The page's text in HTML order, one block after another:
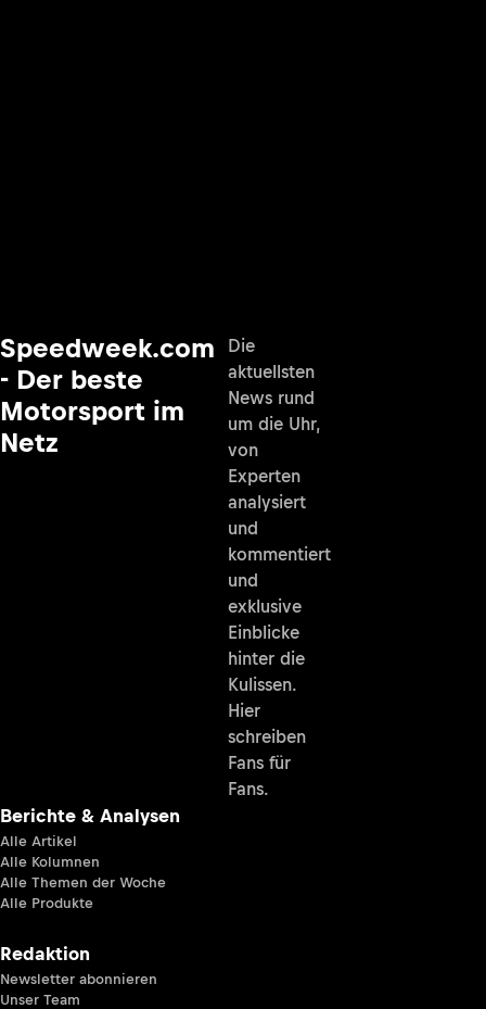
Speedweek.com
- Der beste
Motorsport im
Netz
Die
aktuellsten
News rund
um die Uhr,
von
Experten
analysiert
und
kommentiert
und
exklusive
Einblicke
hinter die
Kulissen.
Hier
schreiben
Fans für
Fans.
Berichte & Analysen
Alle Artikel
Alle Kolumnen
Alle Themen der Woche
Alle Produkte
Redaktion
Newsletter abonnieren
Unser Team